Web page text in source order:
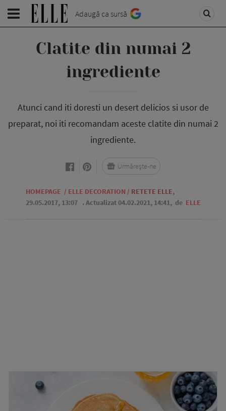
Adaugă ca sursă
Clatite din numai 2
ingrediente
Atunci cand iti doresti un desert delicios si usor de
preparat, noi iti recomandam aceste clatite din numai 2
ingrediente.
HOMEPAGE / ELLE DECORATION / RETETE ELLE,
29.05.2017, 13:07 . Actualizat 04.02.2021, 14:41, de ELLE
Urmărește-ne